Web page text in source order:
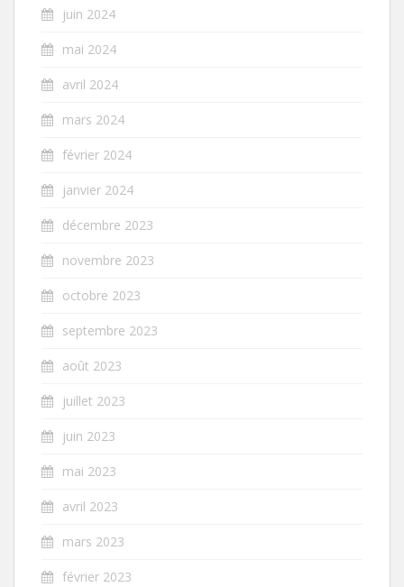
juin 2024
mai 2024
avril 2024
mars 2024
février 2024
janvier 2024
décembre 2023
novembre 2023
octobre 2023
septembre 2023
août 2023
juillet 2023
juin 2023
mai 2023
avril 2023
mars 2023
février 2023